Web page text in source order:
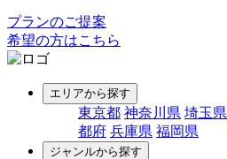
プランのご提案
希望の方はこちら
エリアから探す
東京都 神奈川県 埼玉県
都府 兵庫県 福岡県
ジャンルから探す